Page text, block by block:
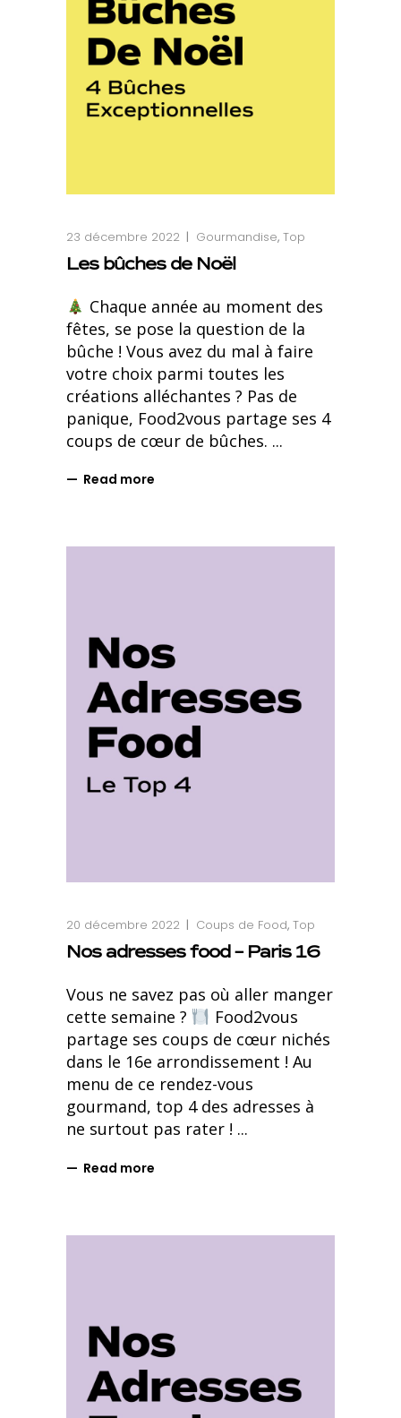
23 décembre 2022 Gourmandise, Top
Les bûches de Noël
Chaque année au moment des
fêtes, se pose la question de la
bûche ! Vous avez du mal à faire
votre choix parmi toutes les
créations alléchantes ? Pas de
panique, Food2vous partage ses 4
coups de cœur de bûches.
Read more
20 décembre 2022 Coups de Food, Top
Nos adresses food – Paris 16
Vous ne savez pas où aller manger
cette semaine ?
Food2vous
partage ses coups de cœur nichés
dans le 16e arrondissement ! Au
menu de ce rendez-vous
gourmand, top 4 des adresses à
ne surtout pas rater !
Read more